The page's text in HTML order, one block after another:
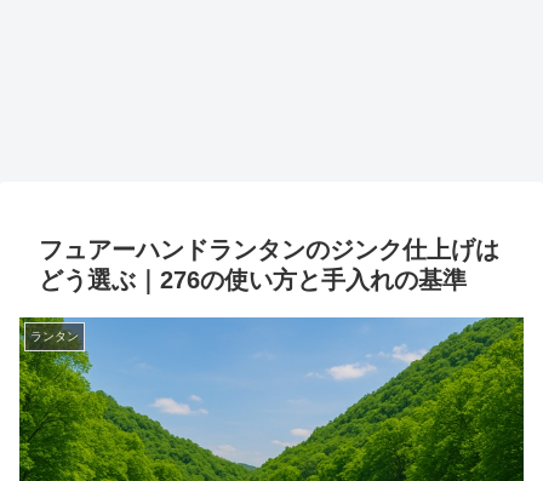
フュアーハンドランタンのジンク仕上げは
どう選ぶ｜276の使い方と手入れの基準
ランタン